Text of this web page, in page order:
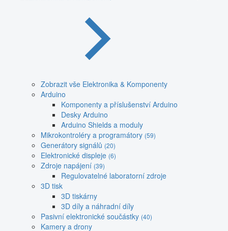
Zobrazit vše Elektronika & Komponenty
Arduino
Komponenty a příslušenství Arduino
Desky Arduino
Arduino Shields a moduly
Mikrokontroléry a programátory (59)
Generátory signálů (20)
Elektronické displeje (6)
Zdroje napájení (39)
Regulovatelné laboratorní zdroje
3D tisk
3D tiskárny
3D díly a náhradní díly
Pasivní elektronické součástky (40)
Kamery a drony